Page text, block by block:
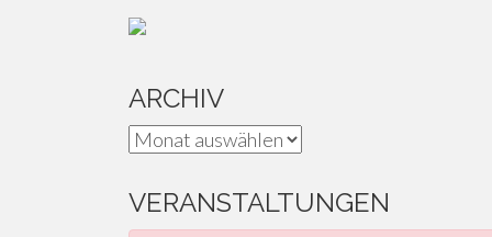
ARCHIV
Archiv
VERANSTALTUNGEN